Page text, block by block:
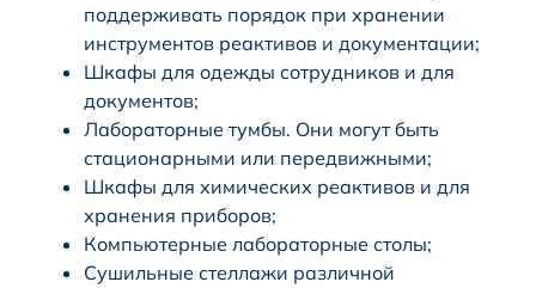
поддерживать порядок при хранении
инструментов реактивов и документации;
Шкафы для одежды сотрудников и для
документов;
Лабораторные тумбы. Они могут быть
стационарными или передвижными;
Шкафы для химических реактивов и для
хранения приборов;
Компьютерные лабораторные столы;
Сушильные стеллажи различной